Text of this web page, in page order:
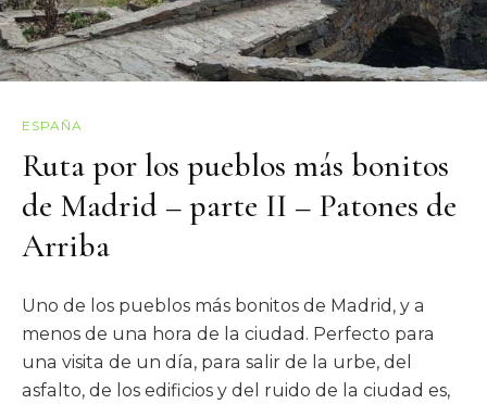
ESPAÑA
Ruta por los pueblos más bonitos
de Madrid – parte II – Patones de
Arriba
Uno de los pueblos más bonitos de Madrid, y a
menos de una hora de la ciudad. Perfecto para
una visita de un día, para salir de la urbe, del
asfalto, de los edificios y del ruido de la ciudad es,